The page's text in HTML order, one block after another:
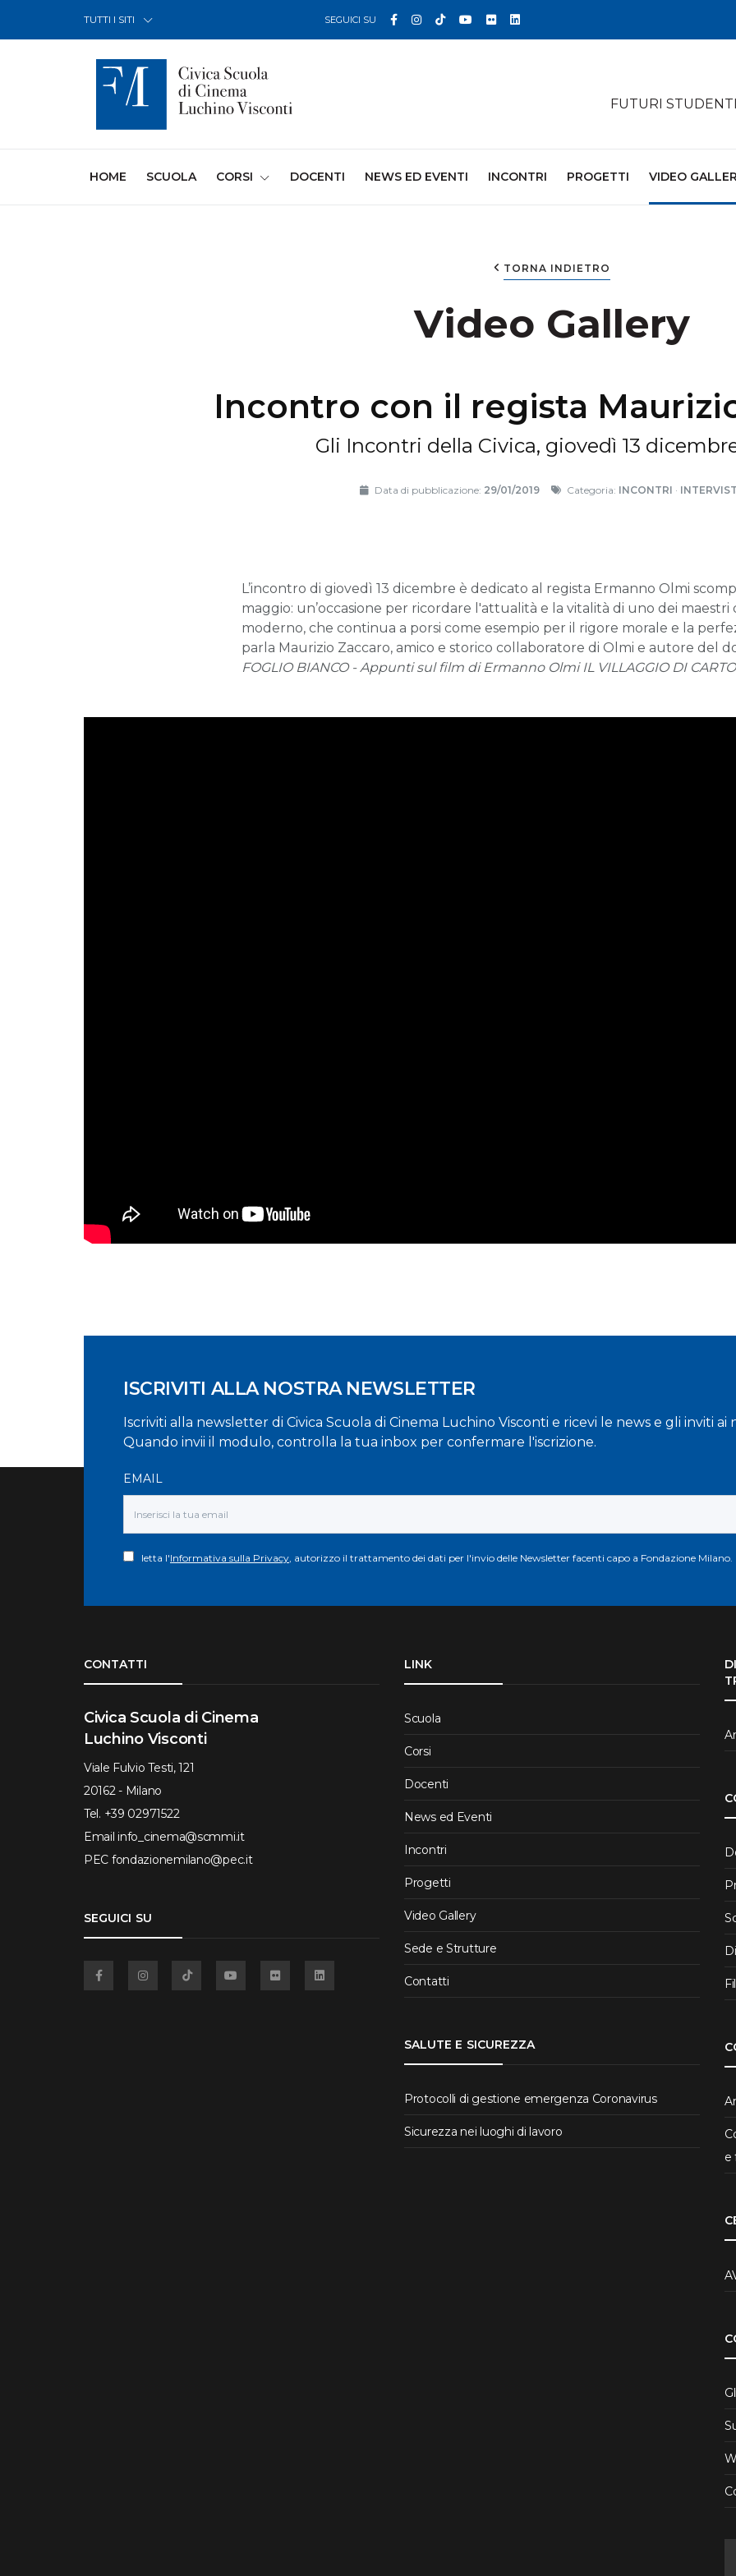
TUTTI I SITI SEGUICI SU Facebook
Instagram
TikTokYouTube
FlickrLinkedin
FUTURI STUDENTI
HOME (CURRENT)
SCUOLA CORSI DOCENTI NEWS ED EVENTI INCONTRI PROGETTI VIDEO
TORNA INDIETRO
Video Gallery
Incontro con il regista
Gli Incontri della Civica, giovedì 13
Data di pubblicazione: 29/01/2019 Categoria: INCONTRI ·
L’incontro di giovedì 13 dicembre è dedicato al regista Ermanno Olmi
maggio: un’occasione per ricordare l'attualità e la vitalità di uno dei maestri
moderno, che continua a porsi come esempio per il rigore morale e la
parla Maurizio Zaccaro, amico e storico collaboratore di Olmi e autore del
FOGLIO BIANCO - Appunti sul film di Ermanno Olmi IL VILLAGGIO DI
ISCRIVITI ALLA NOSTRA NEWSLETTER
Iscriviti alla newsletter di Civica Scuola di Cinema Luchino Visconti e ricevi le news e gli inviti
Quando invii il modulo, controlla la tua inbox per confermare l'iscrizione.
EMAIL
letta l'Informativa sulla Privacy , autorizzo il trattamento dei dati per l'invio delle Newsletter facenti capo a Fondazione Milano.
CONTATTI
Civica Scuola di Cinema
Luchino Visconti
Viale Fulvio Testi, 121
20162 - Milano
Tel. +39 02971522
Email info_cinema@scmmi.it
PEC fondazionemilano@pec.it
SEGUICI SU
LINK
Scuola
Corsi
Docenti
News ed Eventi
Incontri
Progetti
Video Gallery
Sede e Strutture
Contatti
SALUTE E SICUREZZA
Protocolli di gestione emergenza Coronavirus
Sicurezza nei luoghi di lavoro
e